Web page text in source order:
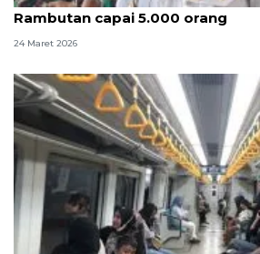
Rambutan capai 5.000 orang
24 Maret 2026